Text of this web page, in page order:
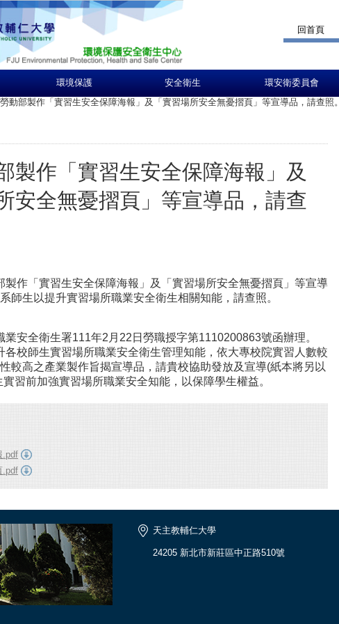
回首頁
環境保護 安全衛生 環安衛委員會
動部製作「實習生安全保障海報」及「實習場所安全無憂摺頁」等宣導品，請查照。
製作「實習生安全保障海報」及
安全無憂摺頁」等宣導品，請查
製作「實習生安全保障海報」及「實習場所安全無憂摺頁」等宣導
師生以提升實習場所職業安全衛生相關知能，請查照。
業安全衛生署111年2月22日勞職授字第1110200863號函辦理。
各校師生實習場所職業安全衛生管理知能，依大專校院實習人數較
較高之產業製作旨揭宣導品，請貴校協助發放及宣導(紙本將另以
習前加強實習場所職業安全知能，以保障學生權益。
.pdf
.pdf
天主教輔仁大學
24205 新北市新莊區中正路510號